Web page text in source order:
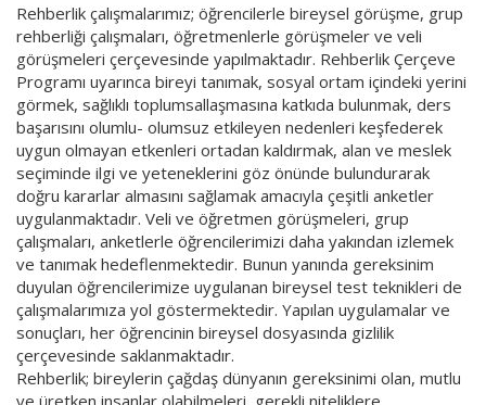
Rehberlik çalışmalarımız; öğrencilerle bireysel görüşme, grup
rehberliği çalışmaları, öğretmenlerle görüşmeler ve veli
görüşmeleri çerçevesinde yapılmaktadır. Rehberlik Çerçeve
Programı uyarınca bireyi tanımak, sosyal ortam içindeki yerini
görmek, sağlıklı toplumsallaşmasına katkıda bulunmak, ders
başarısını olumlu- olumsuz etkileyen nedenleri keşfederek
uygun olmayan etkenleri ortadan kaldırmak, alan ve meslek
seçiminde ilgi ve yeteneklerini göz önünde bulundurarak
doğru kararlar almasını sağlamak amacıyla çeşitli anketler
uygulanmaktadır. Veli ve öğretmen görüşmeleri, grup
çalışmaları, anketlerle öğrencilerimizi daha yakından izlemek
ve tanımak hedeflenmektedir. Bunun yanında gereksinim
duyulan öğrencilerimize uygulanan bireysel test teknikleri de
çalışmalarımıza yol göstermektedir. Yapılan uygulamalar ve
sonuçları, her öğrencinin bireysel dosyasında gizlilik
çerçevesinde saklanmaktadır.
Rehberlik; bireylerin çağdaş dünyanın gereksinimi olan, mutlu
ve üretken insanlar olabilmeleri, gerekli niteliklere